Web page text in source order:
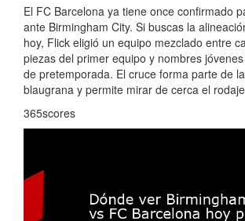
El FC Barcelona ya tiene once confirmado
ante Birmingham City. Si buscas la
hoy, Flick eligió un equipo mezclado entre
piezas del primer equipo y nombres
de pretemporada. El cruce forma parte de
blaugrana y permite mirar de cerca el
365scores